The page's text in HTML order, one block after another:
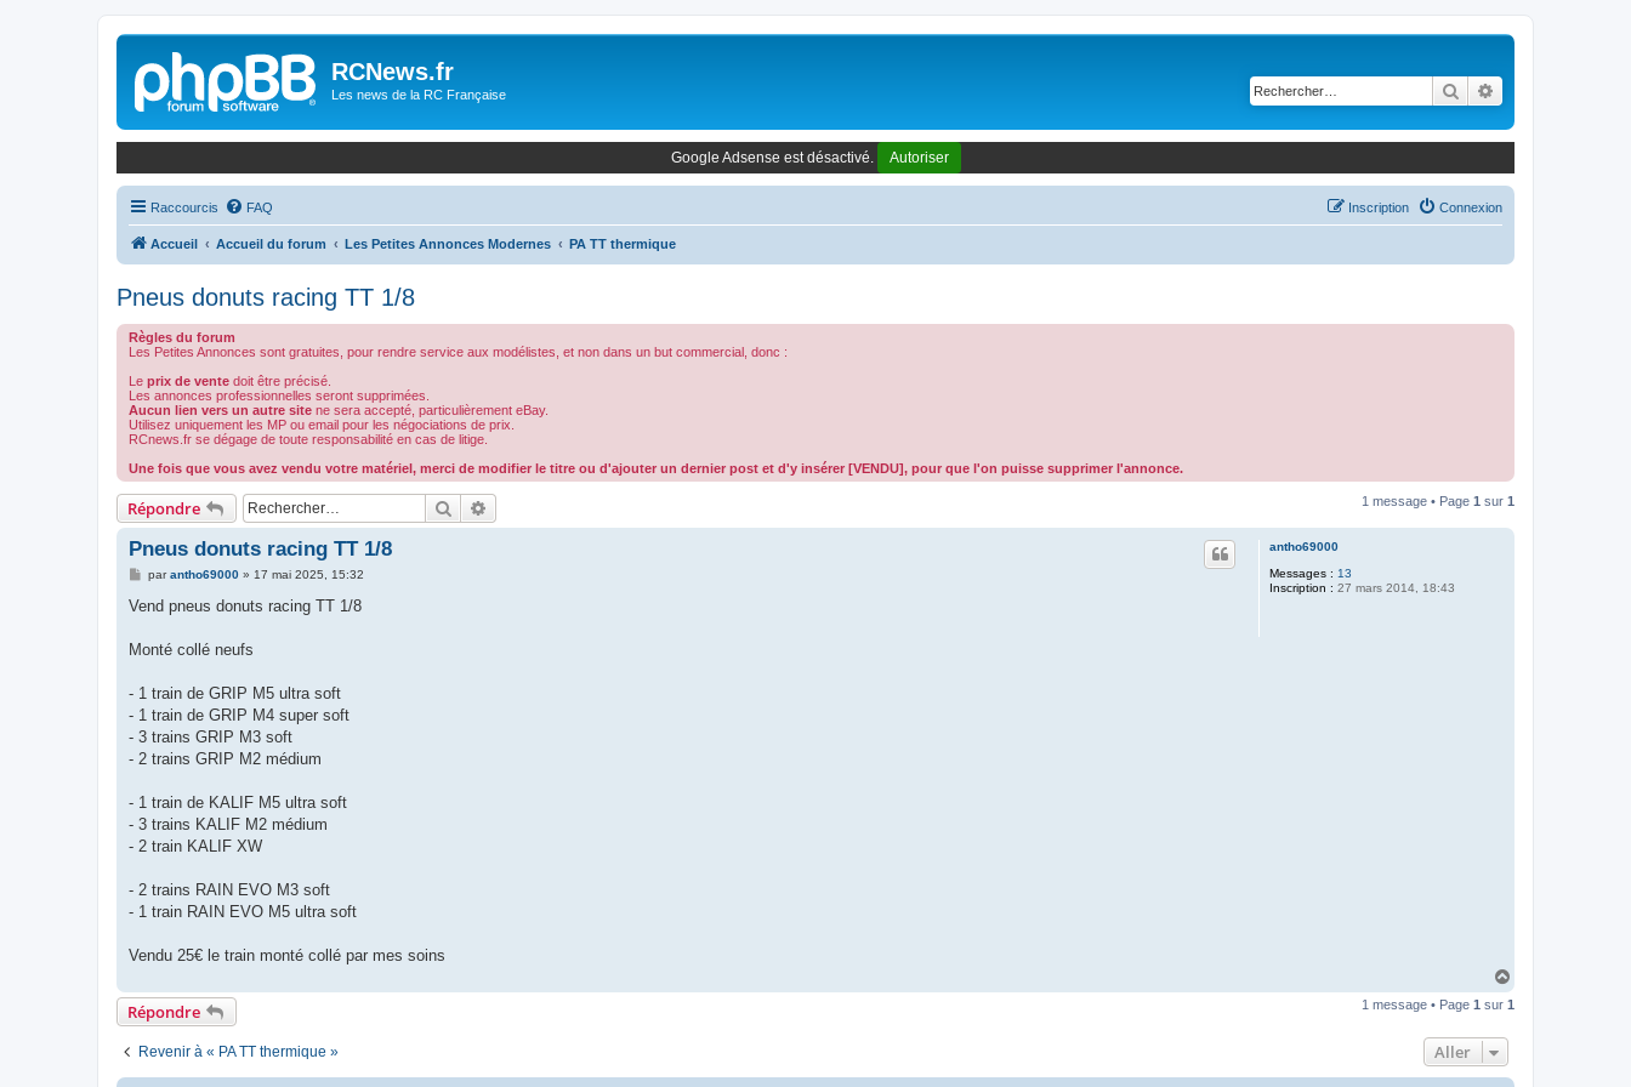
RCNews.fr
Les news de la RC Française Rechercher
Google Adsense est désactivé. Autoriser
Raccourcis FAQ Connexion
Inscription
Accueil Accueil du forum Les Petites Annonces Modernes PA TT thermique
Pneus donuts racing TT 1/8
Règles du forum
Les Petites Annonces sont gratuites, pour rendre service aux modélistes, et non dans un but commercial, donc :
Le prix de vente doit être précisé.
Les annonces professionnelles seront supprimées.
Aucun lien vers un autre site ne sera accepté, particulièrement eBay.
Utilisez uniquement les MP ou email pour les négociations de prix.
RCnews.fr se dégage de toute responsabilité en cas de litige.
Une fois que vous avez vendu votre matériel, merci de modifier le titre ou d'ajouter un dernier post et d'y insérer [VENDU], pour que l'on puisse supprimer l'annonce.
Répondre Rechercher 1 message • Page 1 sur 1
antho69000
Messages : 13
Inscription : 27 mars 2014, 18:43
Pneus donuts racing TT 1/8
M
s
g
parantho69000» 17 mai 2025, 15:32
Vend pneus donuts racing TT 1/8
Monté collé neufs
- 1 train de GRIP M5 ultra soft
- 1 train de GRIP M4 super soft
- 3 trains GRIP M3 soft
- 2 trains GRIP M2 médium
- 1 train de KALIF M5 ultra soft
- 3 trains KALIF M2 médium
- 2 train KALIF XW
- 2 trains RAIN EVO M3 soft
- 1 train RAIN EVO M5 ultra soft
Vendu 25€ le train monté collé par mes soins
u
Répondre 1 message • Page 1 sur 1
Revenir à « PA TT thermique » Aller